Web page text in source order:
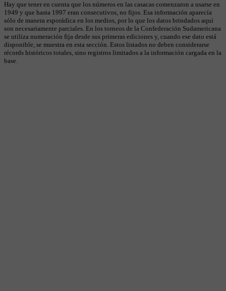
Hay que tener en cuenta que los números en las casacas comenzaron a usarse en
1949 y que hasta 1997 eran consecutivos, no fijos. Esa información aparecía
sólo de manera esporádica en los medios, por lo que los datos brindados aquí
son necesariamente parciales. En los torneos de la Confederación Sudamericana
se utiliza numeración fija desde sus primeras ediciones y, cuando ese dato está
disponible, se muestra en esta sección. Estos listados no deben considerarse
récords históricos totales, sino registros limitados a la información cargada en la
base.